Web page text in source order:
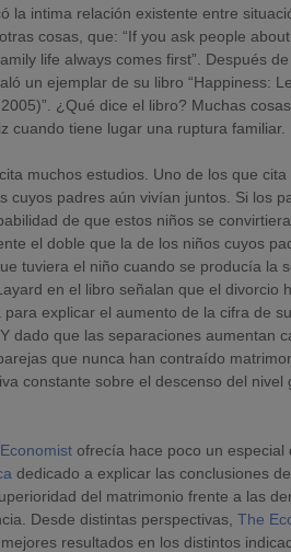
la intima relación existente entre
cosas, que: “If you ask people
life always comes first”. Después
un ejemplar de su libro “Happiness:
¿Qué dice el libro? Muchas
cuando tiene lugar una ruptura familiar.
muchos estudios. Uno de los que
cuyos padres aún vivían juntos. Si los
de que estos niños se
el doble que la de los niños cuyos
tuviera el niño cuando se producía la
en el libro señalan que el divorcio
para explicar el aumento de la cifra de
dado que las separaciones aumentan
que nunca han contraído
constante sobre el descenso del nivel
ofrecía hace poco un especial
dedicado a explicar las conclusiones
del matrimonio frente a las
Desde distintas perspectivas, The
resultados en los distintos